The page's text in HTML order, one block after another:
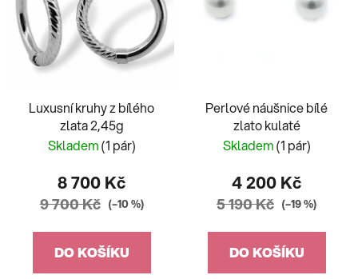
Luxusní kruhy z bílého
zlata 2,45g
Skladem(1 pár)
8 700 Kč
9 700 Kč (–10 %)
DO KOŠÍKU
Perlové náušnice bílé
zlato kulaté
Skladem(1 pár)
4 200 Kč
5 190 Kč (–19 %)
DO KOŠÍKU